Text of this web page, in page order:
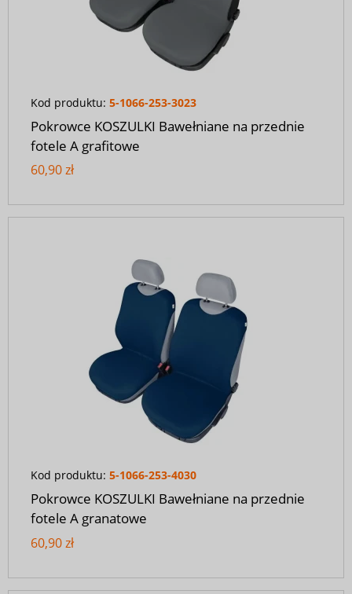
Kod produktu: 5-1066-253-3023
Pokrowce KOSZULKI Bawełniane na przednie
fotele A grafitowe
60,90 zł
Kod produktu: 5-1066-253-4030
Pokrowce KOSZULKI Bawełniane na przednie
fotele A granatowe
60,90 zł